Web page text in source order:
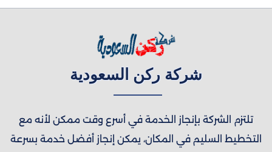
شركة ركن السعودية
تلتزم الشركة بإنجاز الخدمة في أسرع وقت ممكن لأنه مع
التخطيط السليم في المكان، يمكن إنجاز أفضل خدمة بسرعة